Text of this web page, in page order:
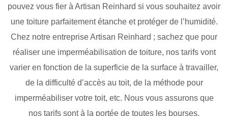
pouvez vous fier à Artisan Reinhard si vous souhaitez avoir
une toiture parfaitement étanche et protéger de l’humidité.
Chez notre entreprise Artisan Reinhard ; sachez que pour
réaliser une imperméabilisation de toiture, nos tarifs vont
varier en fonction de la superficie de la surface à travailler,
de la difficulté d’accès au toit, de la méthode pour
imperméabiliser votre toit, etc. Nous vous assurons que
nos tarifs sont à la portée de toutes les bourses.